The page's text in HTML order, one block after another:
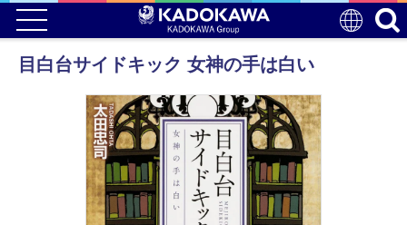
目白台サイドキック 女神の手は白い